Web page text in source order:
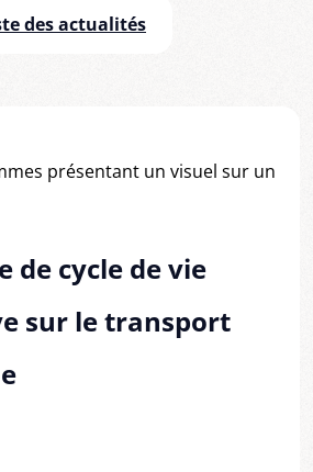
des actualités
de cycle de vie
sur le transport